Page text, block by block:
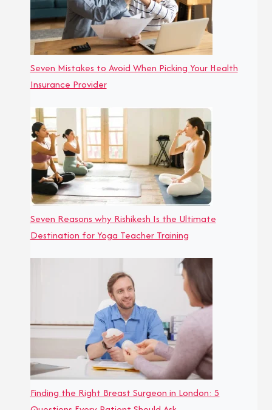
Seven Mistakes to Avoid When Picking Your Health
Insurance Provider
Seven Reasons why Rishikesh Is the Ultimate
Destination for Yoga Teacher Training
Finding the Right Breast Surgeon in London: 5